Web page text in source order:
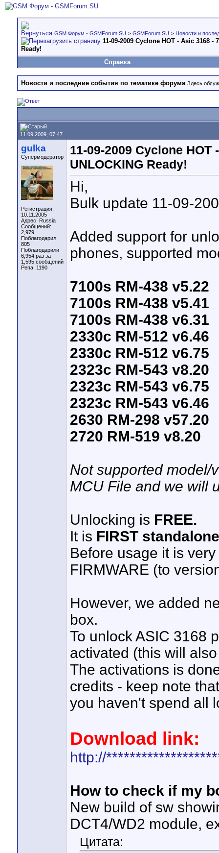
GSM Форум - GSMForum.SU > GSMForum.SU > Новости и
11-09-2009 Cyclone HOT - Asic 3168 -
Ready!
Справка
Новости и последние события по тематике форума Здесь
11.09.2009, 07:47
gulka
Супермодератор
Регистрация:
10.11.2005
Адрес: Russia
Сообщений:
2,979
Поблагодарил:
805
Поблагодарили
6,954 раз за
1,595 сообщений
Репа: 1190
11-09-2009 Cyclone HOT
UNLOCKING Ready!
Hi,
Bulk update 11-09-
Added support for
phones, supported
7100s RM-438 v5.22
7100s RM-438 v5.41
7100s RM-438 v6.31
2330c RM-512 v6.46
2330c RM-512 v6.75
2323c RM-543 v8.20
2323c RM-543 v6.75
2323c RM-543 v6.46
2630 RM-298 v57.20
2720 RM-519 v8.20
Not supported model/
MCU File and we will
Unlocking is FREE.
It is FIRST standalone
Before usage it is
FIRMWARE (to
However, we added
box.
To unlock ASIC 3168
activated (this will
The activations is
credits - keep note
you haven't spend all
Download link:
http://
How to check if my
New build of sw
DCT4/WD2 module,
Цитата: